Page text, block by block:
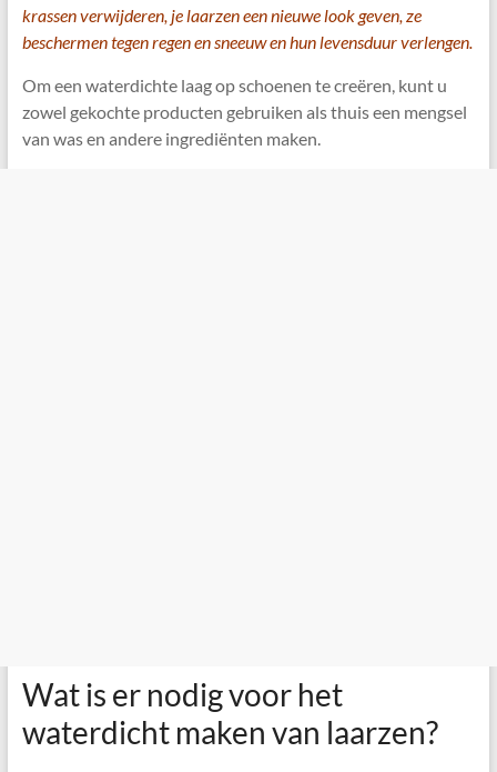
krassen verwijderen, je laarzen een nieuwe look geven, ze
beschermen tegen regen en sneeuw en hun levensduur verlengen.
Om een ​​waterdichte laag op schoenen te creëren, kunt u
zowel gekochte producten gebruiken als thuis een mengsel
van was en andere ingrediënten maken.
Wat is er nodig voor het
waterdicht maken van laarzen?